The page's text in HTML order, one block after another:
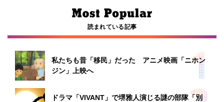
読まれている記事
私たちも昔「移民」だった アニメ映画「ニホン
ジン」上映へ
ドラマ「VIVANT」で堺雅人演じる謎の部隊「別